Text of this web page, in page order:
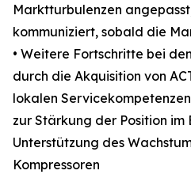
Marktturbulenzen
kommuniziert, sobald die
• Weitere Fortschritte bei
durch die Akquisition von
lokalen
zur Stärkung der Position
Unterstützung des
Kompressoren